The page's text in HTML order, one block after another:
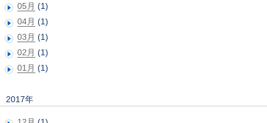
05月 (1)
04月 (1)
03月 (1)
02月 (1)
01月 (1)
2017年